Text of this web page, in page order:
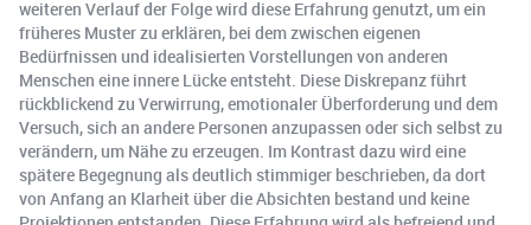
weiteren Verlauf der Folge wird diese Erfahrung genutzt, um ein
früheres Muster zu erklären, bei dem zwischen eigenen
Bedürfnissen und idealisierten Vorstellungen von anderen
Menschen eine innere Lücke entsteht. Diese Diskrepanz führt
rückblickend zu Verwirrung, emotionaler Überforderung und dem
Versuch, sich an andere Personen anzupassen oder sich selbst zu
verändern, um Nähe zu erzeugen. Im Kontrast dazu wird eine
spätere Begegnung als deutlich stimmiger beschrieben, da dort
von Anfang an Klarheit über die Absichten bestand und keine